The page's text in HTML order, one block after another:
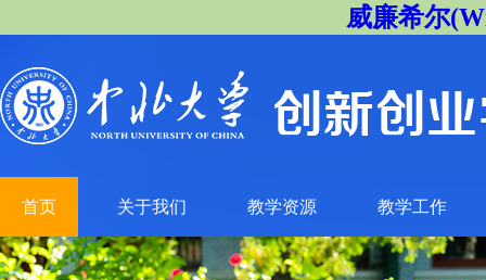
威廉希尔
首页 关于我们 教学资源 教学工作